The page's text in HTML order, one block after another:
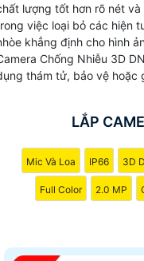
lượng tốt hơn rõ nét
việc loại bỏ các hiện
khẳng định cho hình
Chống Nhiễu 3D
thám tử, bảo vệ hoặc
LẮP
Mic Và Loa IP66 3D
Full Color 2.0 MP